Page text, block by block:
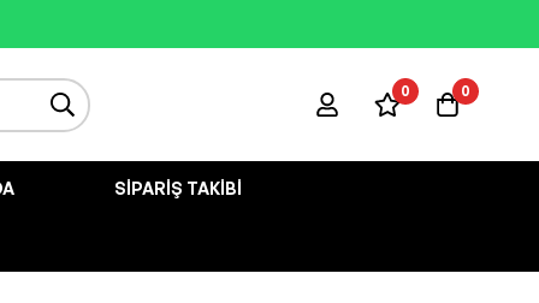
0 0
SIPARIŞ TAKIBI